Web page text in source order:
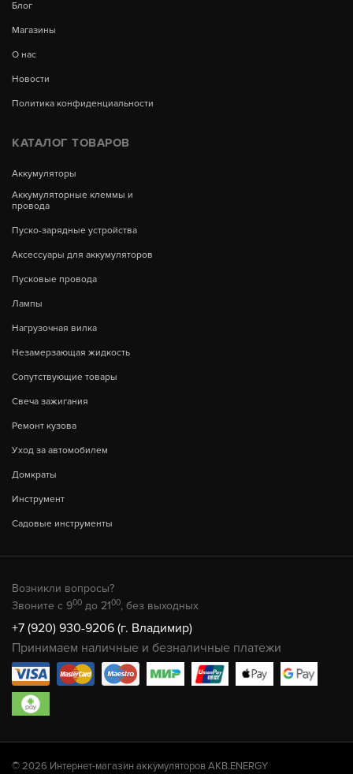
Блог
Магазины
О нас
Новости
Политика конфиденциальности
КАТАЛОГ ТОВАРОВ
Аккумуляторы
Аккумуляторные клеммы и
провода
Пуско-зарядные устройства
Аксессуары для аккумуляторов
Пусковые провода
Лампы
Нагрузочная вилка
Незамерзающая жидкость
Сопутствующие товары
Свеча зажигания
Ремонт кузова
Уход за автомобилем
Домкраты
Инструмент
Садовые инструменты
Возникли вопросы?
Звоните с 900 до 2100, без выходных
+7 (920) 930-9206 (г. Владимир)
Принимаем наличные и безналичные платежи
© 2026 Интернет-магазин аккумуляторов AKB.ENERGY